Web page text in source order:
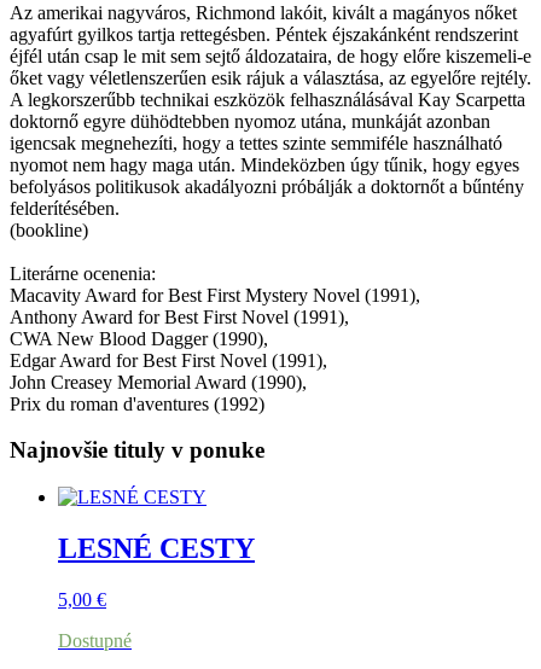
Az amerikai nagyváros, Richmond lakóit, kivált a magányos nőket
agyafúrt gyilkos tartja rettegésben. Péntek éjszakánként rendszerint
éjfél után csap le mit sem sejtő áldozataira, de hogy előre kiszemeli-e
őket vagy véletlenszerűen esik rájuk a választása, az egyelőre rejtély.
A legkorszerűbb technikai eszközök felhasználásával Kay Scarpetta
doktornő egyre dühödtebben nyomoz utána, munkáját azonban
igencsak megnehezíti, hogy a tettes szinte semmiféle használható
nyomot nem hagy maga után. Mindeközben úgy tűnik, hogy egyes
befolyásos politikusok akadályozni próbálják a doktornőt a bűntény
felderítésében.
(bookline)
Literárne ocenenia:
Macavity Award for Best First Mystery Novel (1991),
Anthony Award for Best First Novel (1991),
CWA New Blood Dagger (1990),
Edgar Award for Best First Novel (1991),
John Creasey Memorial Award (1990),
Prix du roman d'aventures (1992)
Najnovšie tituly v ponuke
LESNÉ CESTY
5,00 €
Dostupné